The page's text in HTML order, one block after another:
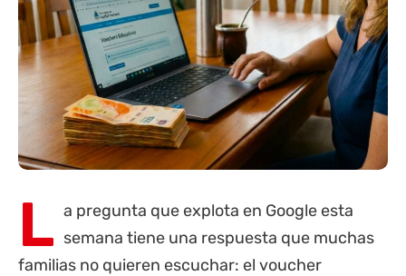
L a pregunta que explota en Google esta
semana tiene una respuesta que muchas
familias no quieren escuchar: el voucher